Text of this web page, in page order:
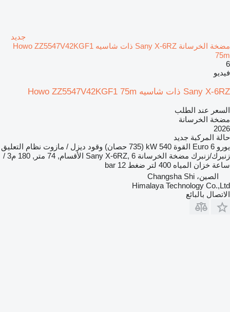
جديد
مضخة الخرسانة Sany X-6RZ ذات شاسيه Howo ZZ5547V42KGF1
75m
6
فيديو
Sany X-6RZ ذات شاسيه Howo ZZ5547V42KGF1 75m
السعر عند الطلب
مضخة الخرسانة
2026
حالة المركبة جديد
يورو Euro 6 القوة 540 kW (735 حصان) وقود ديزل / مازوت نظام التعليق
زنبرك/زنبرك مضخة الخرسانة
Sany X-6RZ, 6 الأقسام, 74 متر, 180 م3 /
ساعة خزان المياه 400 لتر ضغط 12 bar
الصين، Changsha Shi
Himalaya Technology Co.,Ltd
الاتصال بالبائع